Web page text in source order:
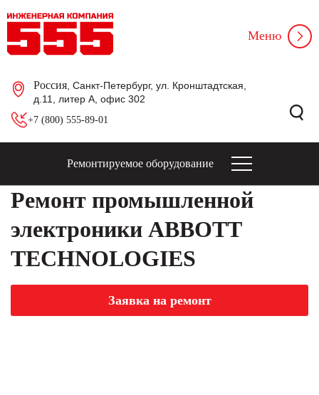
Россия , Санкт-Петербург, ул. Кронштадтская,
д.11, литер А, офис 302
+7 (800) 555-89-01
Меню
Ремонтируемое оборудование
Ремонт промышленной
электроники ABBOTT
TECHNOLOGIES
Заявка на ремонт